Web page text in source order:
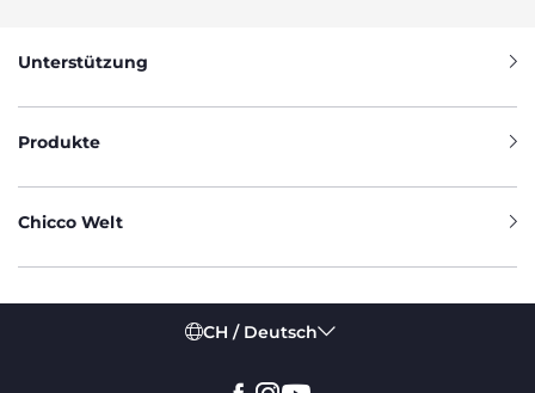
Unterstützung
Produkte
Chicco Welt
CH / Deutsch